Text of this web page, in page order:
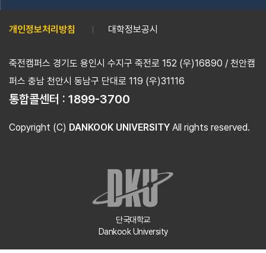
개인정보처리방침 대학정보공시
죽전캠퍼스 경기도 용인시 수지구 죽전로 152 (우)16890 / 천안캠
퍼스 충남 천안시 동남구 단대로 119 (우)31116
통합콜센터 : 1899-3700
Copyright (C) DANKOOK UNIVERSITY All rights reserved.
단국대학교
Dankook University